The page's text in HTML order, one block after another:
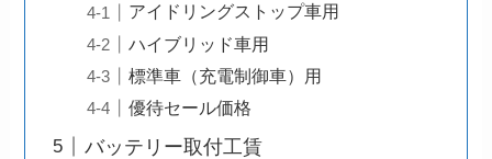
アイドリングストップ車用
ハイブリッド車用
標準車（充電制御車）用
優待セール価格
バッテリー取付工賃